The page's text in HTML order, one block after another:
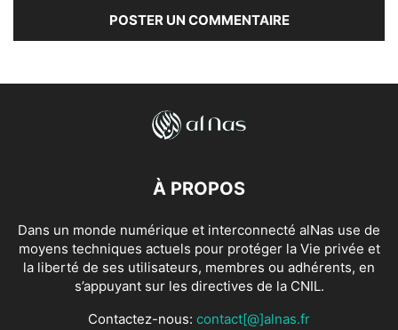
À PROPOS
Dans un monde numérique et interconnecté alNas use de
moyens techniques actuels pour protéger la Vie privée et
la liberté de ses utilisateurs, membres ou adhérents, en
s’appuyant sur les directives de la CNIL.
Contactez-nous: contact[@]alnas.fr